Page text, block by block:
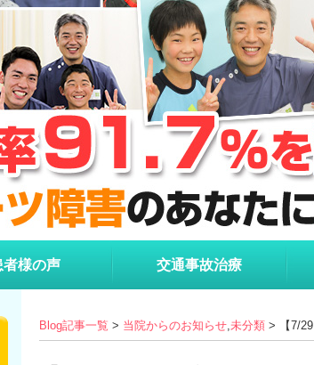
者様の声 交通事故治療
Blog記事一覧 > 当院からのお知らせ,未分類 > 【7/